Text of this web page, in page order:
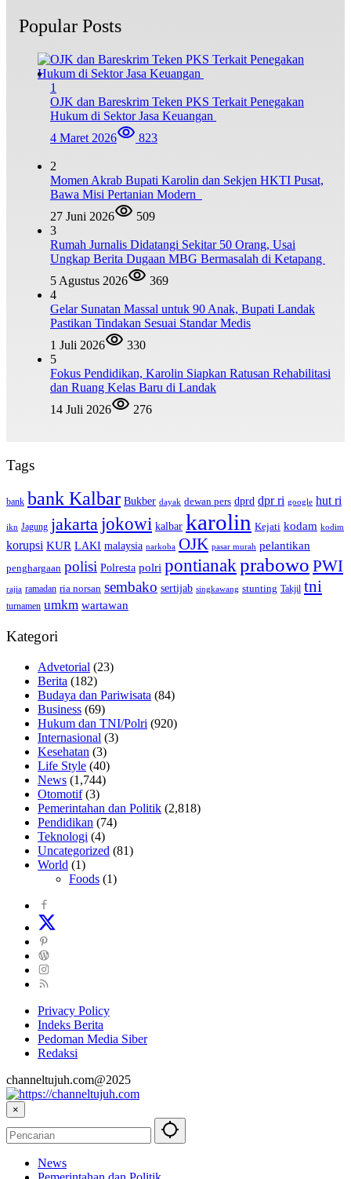
Popular Posts
1
OJK dan Bareskrim Teken PKS Terkait Penegakan
Hukum di Sektor Jasa Keuangan
4 Maret 2026
823
2
Momen Akrab Bupati Karolin dan Sekjen HKTI Pusat,
Bawa Misi Pertanian Modern
27 Juni 2026
509
3
Rumah Jurnalis Didatangi Sekitar 50 Orang, Usai
Ungkap Berita Dugaan MBG Bermasalah di Ketapang
5 Agustus 2026
369
4
Gelar Sunatan Massal untuk 90 Anak, Bupati Landak
Pastikan Tindakan Sesuai Standar Medis
1 Juli 2026
330
5
Fokus Pendidikan, Karolin Siapkan Ratusan Rehabilitasi
dan Ruang Kelas Baru di Landak
14 Juli 2026
276
Tags
bank bank Kalbar Bukber dayak dewan pers dprd dpr ri google hut ri
ikn Jagung jakarta jokowi kalbar karolin Kejati kodam kodim
korupsi KUR LAKI malaysia narkoba OJK pasar murah pelantikan
penghargaan polisi Polresta polri pontianakprabowo PWI
rajia ramadan ria norsan sembako sertijab singkawang stunting Takjil tni
turnamen umkm wartawan
Kategori
Advetorial (23)
Berita (182)
Budaya dan Pariwisata (84)
Business (69)
Hukum dan TNI/Polri (920)
Internasional (3)
Kesehatan (3)
Life Style (40)
News (1,744)
Otomotif(3)
Pemerintahan dan Politik (2,818)
Pendidikan (74)
Teknologi (4)
Uncategorized (81)
World (1)
Foods (1)
Privacy Policy
Indeks Berita
Pedoman Media Siber
Redaksi
channeltujuh.com@2025
×
News